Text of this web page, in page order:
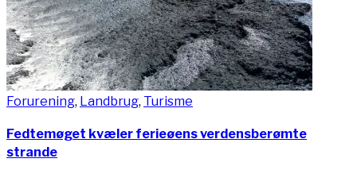
Forurening, Landbrug, Turisme
Fedtemøget kvæler ferieøens verdensberømte
strande